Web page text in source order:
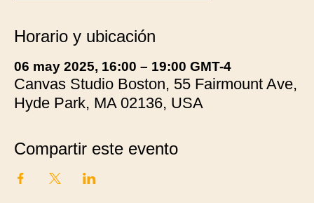
Horario y ubicación
06 may 2025, 16:00 – 19:00 GMT-4
Canvas Studio Boston, 55 Fairmount Ave,
Hyde Park, MA 02136, USA
Compartir este evento